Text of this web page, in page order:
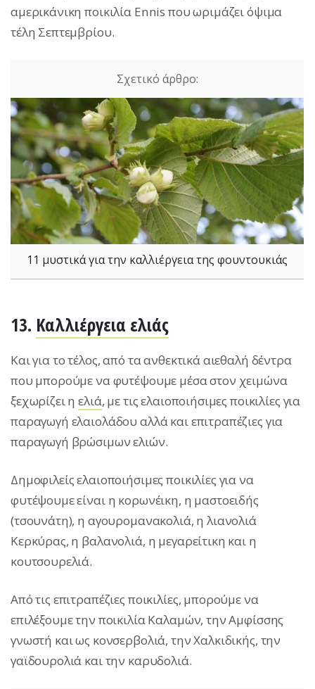
αμερικάνικη ποικιλία Ennis που ωριμάζει όψιμα
τέλη Σεπτεμβρίου.
11 μυστικά για την καλλιέργεια της φουντουκιάς
13. Καλλιέργεια ελιάς
Και για το τέλος, από τα ανθεκτικά αιεθαλή δέντρα
που μπορούμε να φυτέψουμε μέσα στον χειμώνα
ξεχωρίζει ηελιά, με τις ελαιοποιήσιμες ποικιλίες για
παραγωγή ελαιολάδου αλλά και επιτραπέζιες για
παραγωγή βρώσιμων ελιών.
Δημοφιλείς ελαιοποιήσιμες ποικιλίες για να
φυτέψουμε είναι η κορωνέικη, η μαστοειδής
(τσουνάτη), η αγουρομανακολιά, η λιανολιά
Κερκύρας, η βαλανολιά, η μεγαρείτικη και η
κουτσουρελιά.
Από τις επιτραπέζιες ποικιλίες, μπορούμε να
επιλέξουμε την ποικιλία Καλαμών, την Αμφίσσης
γνωστή και ως κονσερβολιά, την Χαλκιδικής, την
γαϊδουρολιά και την καρυδολιά.